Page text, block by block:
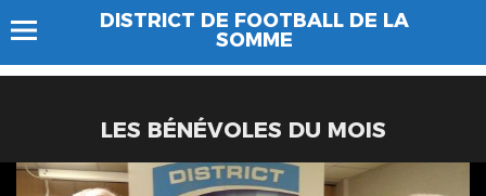
DISTRICT DE FOOTBALL DE LA
SOMME
LES BÉNÉVOLES DU MOIS